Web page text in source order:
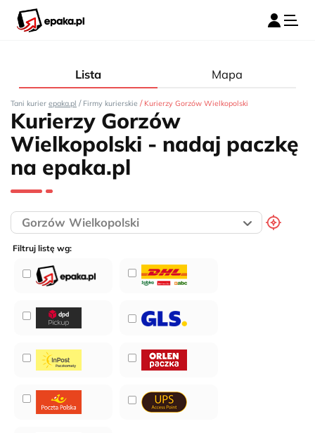
Lista Mapa
Tani kurier epaka.pl / Firmy kurierskie / Kurierzy Gorzów Wielkopolski
Kurierzy Gorzów
Wielkopolski - nadaj paczkę
na epaka.pl
Filtruj listę wg: